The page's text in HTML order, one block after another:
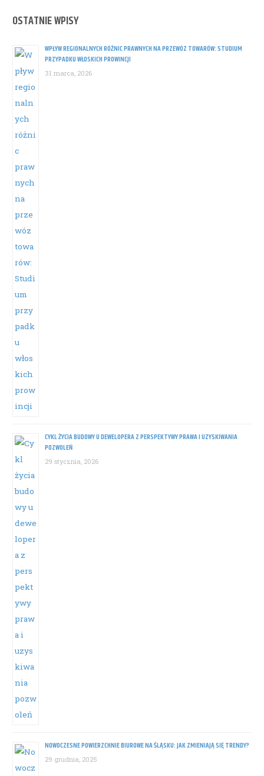
OSTATNIE WPISY
WPŁYW REGIONALNYCH RÓŻNIC PRAWNYCH NA PRZEWÓZ TOWARÓW: STUDIUM
PRZYPADKU WŁOSKICH PROWINCJI
31 marca, 2026
CYKL ŻYCIA BUDOWY U DEWELOPERA Z PERSPEKTYWY PRAWA I UZYSKIWANIA
POZWOLEŃ
29 stycznia, 2026
NOWOCZESNE POWIERZCHNIE BIUROWE NA ŚLĄSKU: JAK ZMIENIAJĄ SIĘ TRENDY?
29 grudnia, 2025